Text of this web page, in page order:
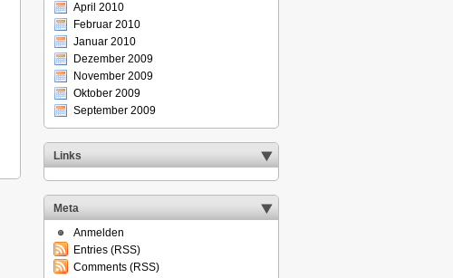
April 2010
Februar 2010
Januar 2010
Dezember 2009
November 2009
Oktober 2009
September 2009
Links
Meta
Anmelden
Entries (RSS)
Comments (RSS)